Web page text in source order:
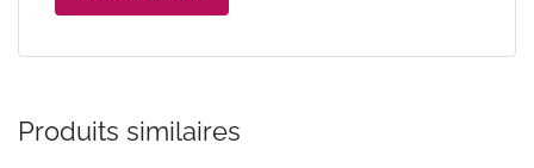
Produits similaires